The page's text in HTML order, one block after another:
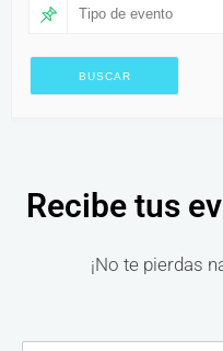
Tipo de evento
Recibe tus
¡No te pierdas